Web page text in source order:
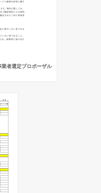
者選定プロポーザル